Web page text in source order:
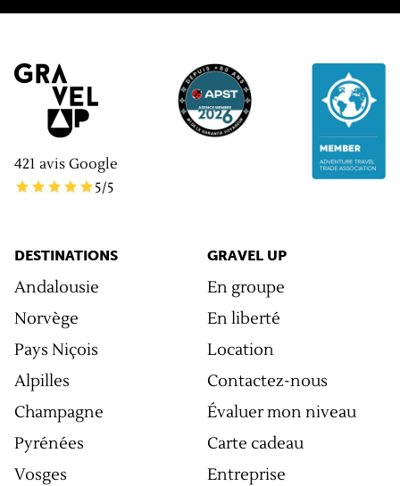
421 avis Google
5/5
DESTINATIONS
Andalousie
Norvège
Pays Niçois
Alpilles
Champagne
Pyrénées
Vosges
GRAVEL UP
En groupe
En liberté
Location
Contactez-nous
Évaluer mon niveau
Carte cadeau
Entreprise